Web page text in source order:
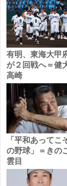
有明、東海大甲
が２回戦へ＝健
高崎
「平和あってこ
の野球」＝きの
雲目